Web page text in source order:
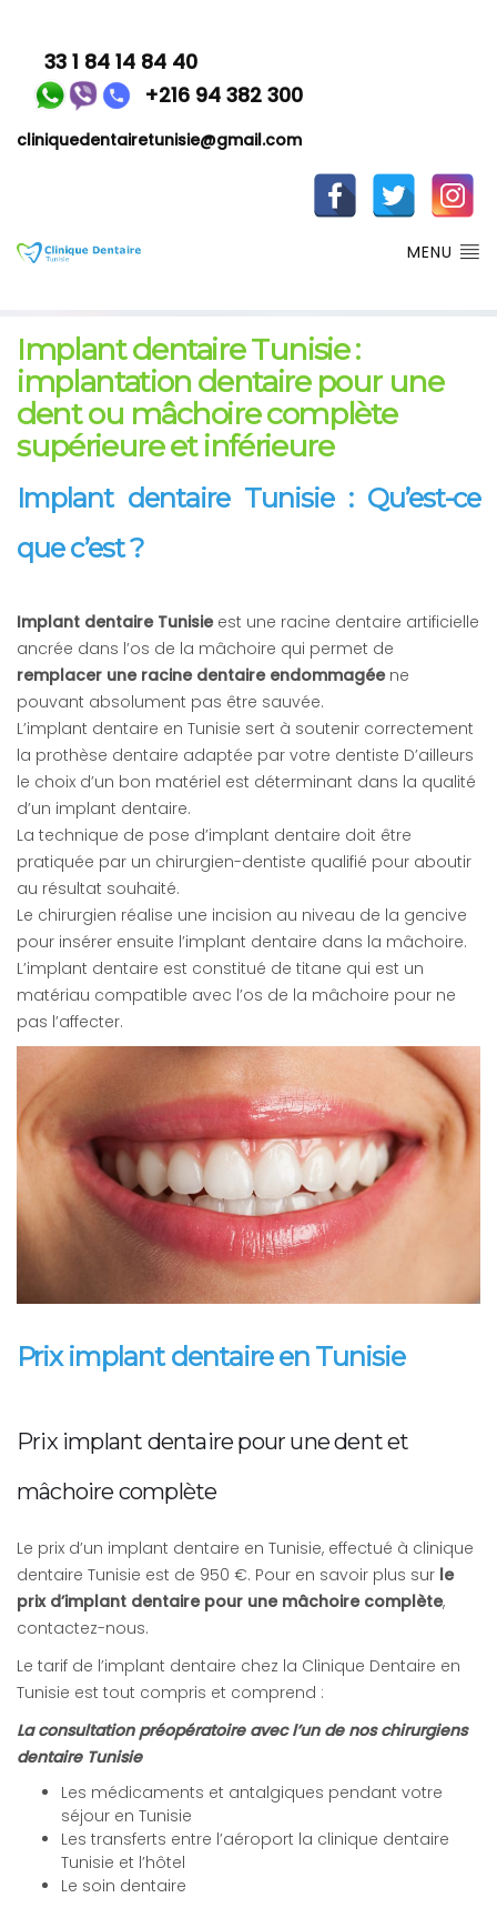
33 1 84 14 84 40
+216 94 382 300
cliniquedentairetunisie@gmail.com
MENU
Implant dentaire Tunisie :
implantation dentaire pour une
dent ou mâchoire complète
supérieure et inférieure
Implant dentaire Tunisie : Qu’est-ce
que c’est ?
Implant dentaire Tunisieest une racine dentaire artificielle
ancrée dans l’os de la mâchoire qui permet de
remplacer une racine dentaire endommagéene
pouvant absolument pas être sauvée.
L’implant dentaire en Tunisie sert à soutenir correctement
la prothèse dentaire adaptée par votre dentiste D’ailleurs
le choix d’un bon matériel est déterminant dans la qualité
d’un implant dentaire.
La technique de pose d’implant dentaire doit être
pratiquée par un chirurgien-dentiste qualifié pour aboutir
au résultat souhaité.
Le chirurgien réalise une incision au niveau de la gencive
pour insérer ensuite l’implant dentaire dans la mâchoire.
L’implant dentaire est constitué de titane qui est un
matériau compatible avec l’os de la mâchoire pour ne
pas l’affecter.
Prix implant dentaire en Tunisie
Prix implant dentaire pour une dent et
mâchoire complète
Le prix d’un implant dentaire en Tunisie, effectué à clinique
dentaire Tunisie est de 950 €. Pour en savoir plus sur le
prix d’implant dentaire pour une mâchoire complète,
contactez-nous.
Le tarif de l’implant dentaire chez la Clinique Dentaire en
Tunisie est tout compris et comprend :
La consultation préopératoire avec l’un de nos chirurgiens
dentaire Tunisie
Les médicaments et antalgiques pendant votre
séjour en Tunisie
Les transferts entre l’aéroport la clinique dentaire
Tunisie et l’hôtel
Le soin dentaire